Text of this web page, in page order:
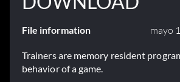
File information mayo
Trainers are memory resident
behavior of a game.